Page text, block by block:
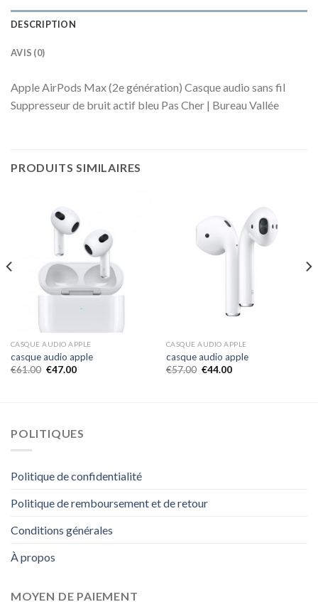
DESCRIPTION
AVIS (0)
Apple AirPods Max (2e génération) Casque audio sans fil
Suppresseur de bruit actif bleu Pas Cher | Bureau Vallée
PRODUITS SIMILAIRES
CASQUE AUDIO APPLE
casque audio apple
€61.00 €47.00
CASQUE AUDIO APPLE
casque audio apple
€57.00 €44.00
POLITIQUES
Politique de confidentialité
Politique de remboursement et de retour
Conditions générales
À propos
MOYEN DE PAIEMENT